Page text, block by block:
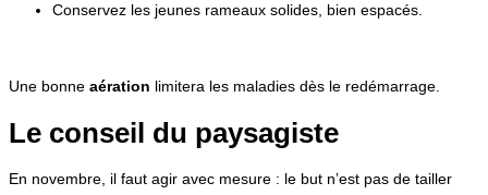
Conservez les jeunes rameaux solides, bien espacés.
Une bonne aération limitera les maladies dès le redémarrage.
Le conseil du paysagiste
En novembre, il faut agir avec mesure : le but n’est pas de tailler